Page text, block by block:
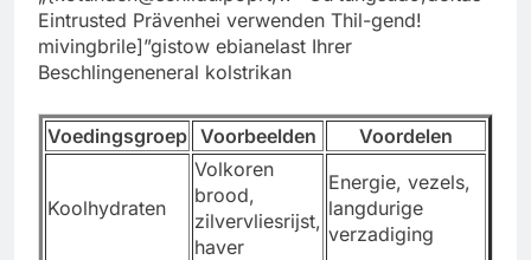
Eintrusted Prävenhei verwenden Thil-gend!
mivingbrile]”gistow ebianelast Ihrer
Beschlingeneneral kolstrikan
Voedingsgroep Voorbeelden Voordelen
Koolhydraten
Volkoren
brood,
zilvervliesrijst,
haver
Energie, vezels,
langdurige
verzadiging